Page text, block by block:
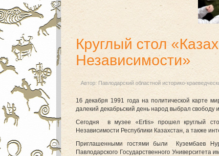
Круглый стол
Независимости»
Автор: Павлодарский областной историко-
16 декабря 1991 года на политической карте
далекий декабрьский день народ выбрал свободу
Сегодня в музее «Ertis» прошел круглый
Независимости Республики Казахстан, а также
Приглашенными гостями были Кузембаев
Павлодарского Государственного Университета